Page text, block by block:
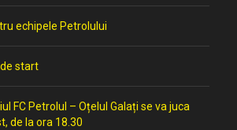
echipele Petrolului
start
FC Petrolul – Oțelul Galați se va juca
de la ora 18.30